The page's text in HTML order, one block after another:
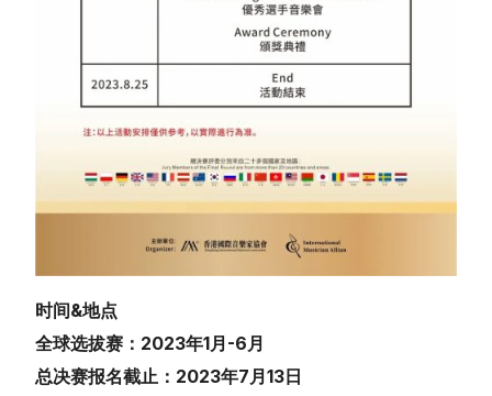
时间&地点
全球选拔赛：2023年1月-6月
总决赛报名截止：2023年7月13日